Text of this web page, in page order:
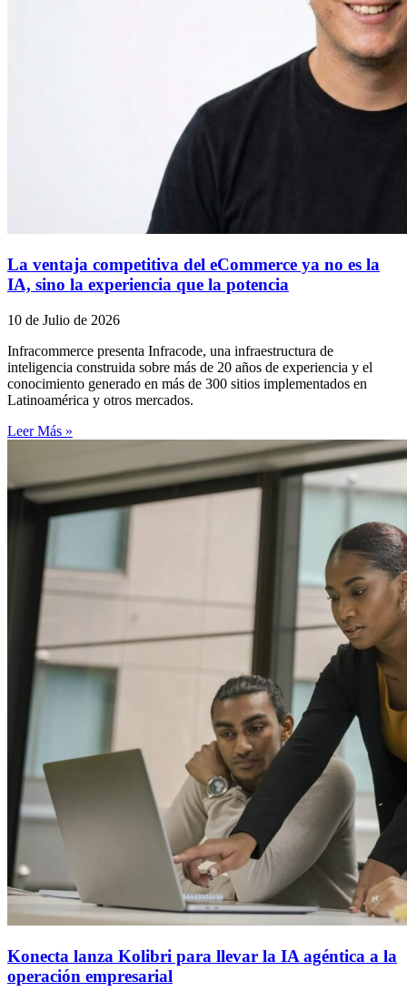
La ventaja competitiva del eCommerce ya no es la
IA, sino la experiencia que la potencia
10 de Julio de 2026
Infracommerce presenta Infracode, una infraestructura de
inteligencia construida sobre más de 20 años de experiencia y el
conocimiento generado en más de 300 sitios implementados en
Latinoamérica y otros mercados.
Leer Más »
Konecta lanza Kolibri para llevar la IA agéntica a la
operación empresarial